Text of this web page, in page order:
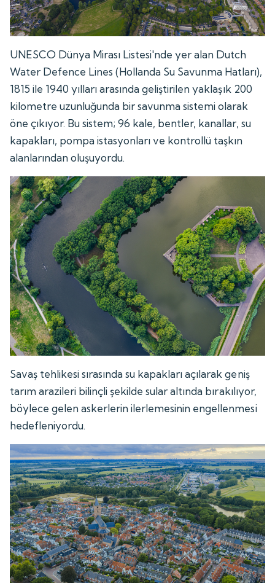
UNESCO Dünya Mirası Listesi'nde yer alan Dutch
Water Defence Lines (Hollanda Su Savunma Hatları),
1815 ile 1940 yılları arasında geliştirilen yaklaşık 200
kilometre uzunluğunda bir savunma sistemi olarak
öne çıkıyor. Bu sistem; 96 kale, bentler, kanallar, su
kapakları, pompa istasyonları ve kontrollü taşkın
alanlarından oluşuyordu.
Savaş tehlikesi sırasında su kapakları açılarak geniş
tarım arazileri bilinçli şekilde sular altında bırakılıyor,
böylece gelen askerlerin ilerlemesinin engellenmesi
hedefleniyordu.